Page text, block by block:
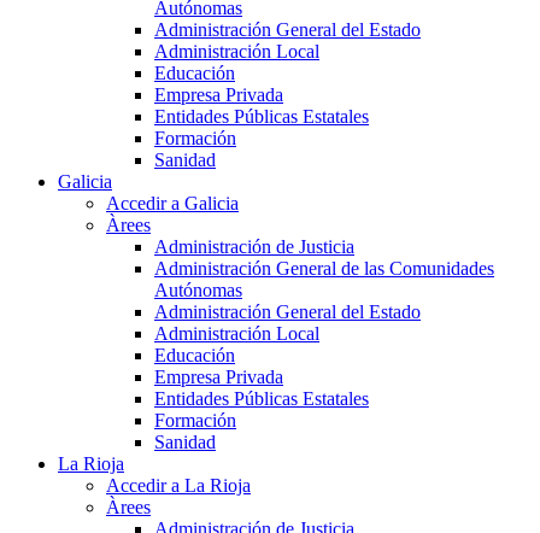
Autónomas
Administración General del Estado
Administración Local
Educación
Empresa Privada
Entidades Públicas Estatales
Formación
Sanidad
Galicia
Accedir a Galicia
Àrees
Administración de Justicia
Administración General de las Comunidades
Autónomas
Administración General del Estado
Administración Local
Educación
Empresa Privada
Entidades Públicas Estatales
Formación
Sanidad
La Rioja
Accedir a La Rioja
Àrees